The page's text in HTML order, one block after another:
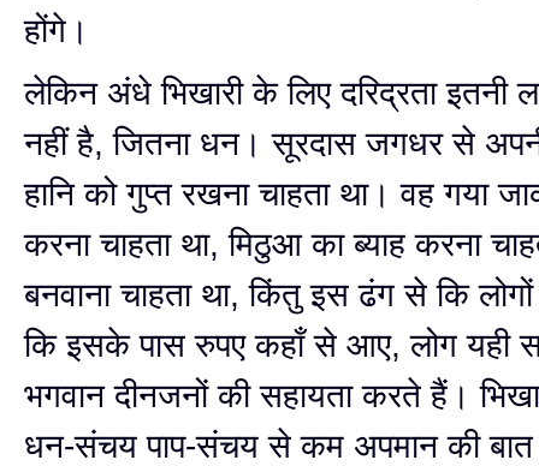
होंगे।
लेकिन अंधे भिखारी के लिए दरिद्रता इतनी
नहीं है, जितना धन। सूरदास जगधर से
हानि को गुप्त रखना चाहता था। वह गया
करना चाहता था, मिठुआ का ब्याह करना
बनवाना चाहता था, किंतु इस ढंग से कि
कि इसके पास रुपए कहाँ से आए, लोग यही
भगवान दीनजनों की सहायता करते हैं।
धन-संचय पाप-संचय से कम अपमान की बात